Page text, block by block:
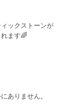
ックストーンが
ます🌈
ありません。